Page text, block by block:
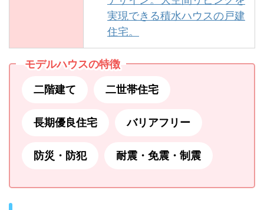
実現できる積水ハウスの戸建
住宅。
モデルハウスの特徴
二階建て 二世帯住宅
長期優良住宅 バリアフリー
防災・防犯 耐震・免震・制震